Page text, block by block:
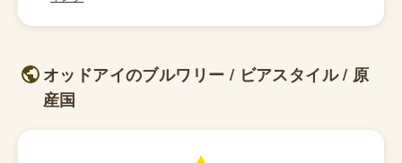
オッドアイのブルワリー / ビアスタイル / 原
産国